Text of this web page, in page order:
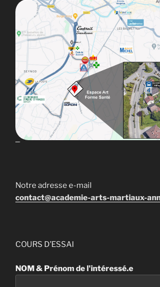
Notre adresse e-mail
contact@academie-arts-martiaux-
COURS D’ESSAI
NOM & Prénom de l'intéressé.e